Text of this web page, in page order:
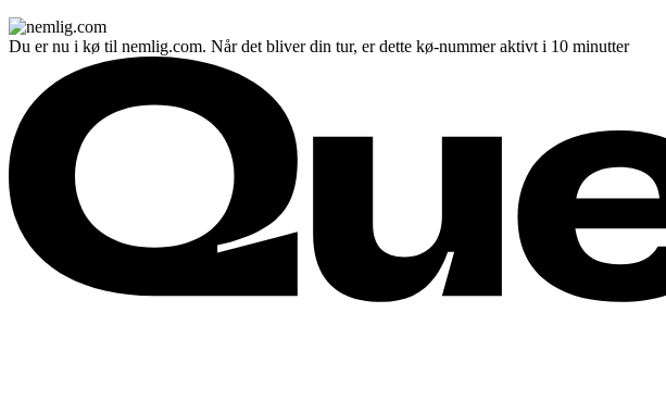
Du er nu i kø til nemlig.com. Når det bliver din tur, er dette kø-nummer aktivt i 10 minutter